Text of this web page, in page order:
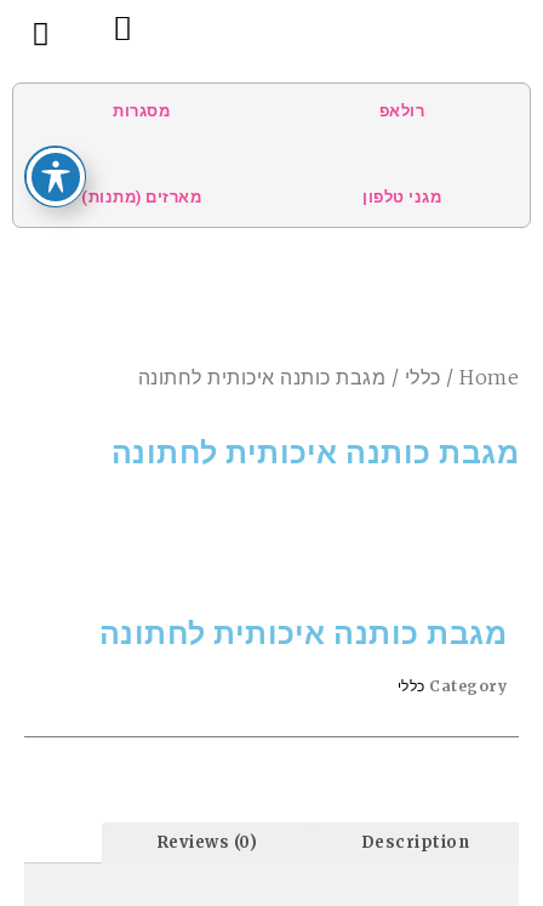
רולאפ מסגרות
מגני טלפון מארזים (מתנות)
Home
/ כללי / מגבת כותנה איכותית לחתונה
מגבת כותנה איכותית לחתונה
מגבת כותנה איכותית לחתונה
Category כללי
Description
Reviews (0)